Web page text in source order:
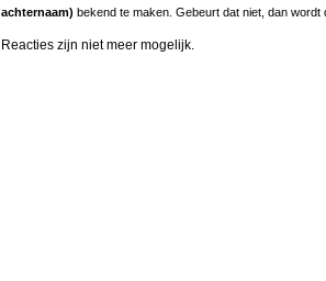
achternaam) bekend te maken. Gebeurt dat niet, dan wordt
Reacties zijn niet meer mogelijk.